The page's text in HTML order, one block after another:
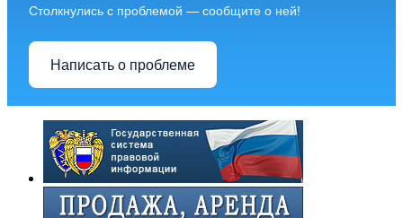
Столкнулись с проблемой — сообщите о ней!
Написать о проблеме